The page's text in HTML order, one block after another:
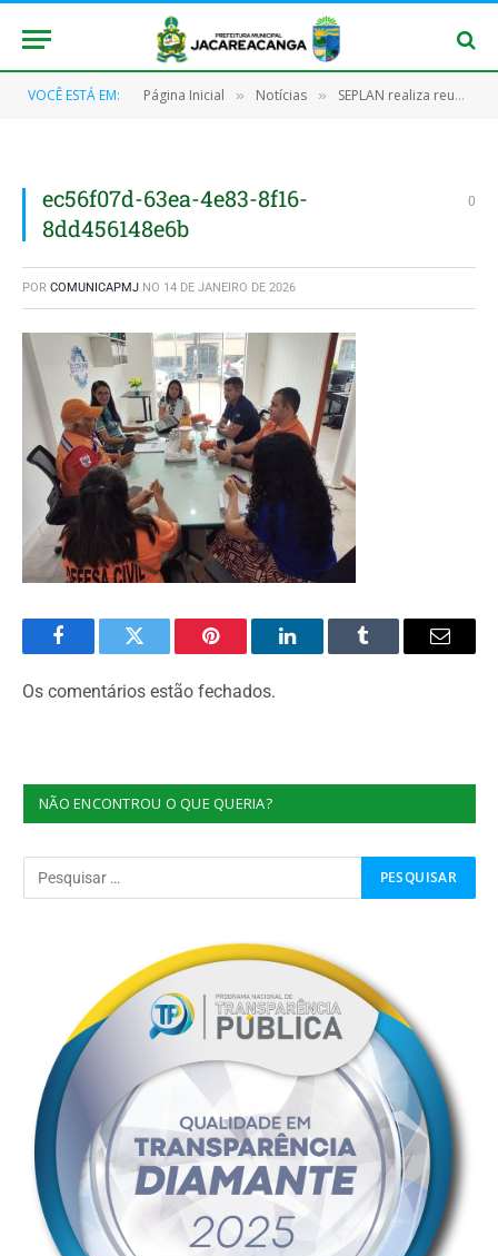
VOCÊ ESTÁ EM: Página Inicial » Notícias » SEPLAN realiza reuniões estratégicas para fortalecer segurança, infraestrutura e cultura no município
ec56f07d-63ea-4e83-8f16-
8dd456148e6b
0
POR COMUNICAPMJ NO 14 DE JANEIRO DE 2026
FacebookTwitter Pinterest O
Tumblr
E-
Os comentários estão fechados.
NÃO ENCONTROU O QUE QUERIA?